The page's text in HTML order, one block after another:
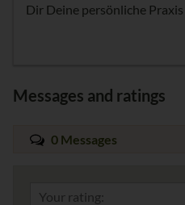
Dir Deine persönliche
Messages and ratings
0 Messages
Your rating: